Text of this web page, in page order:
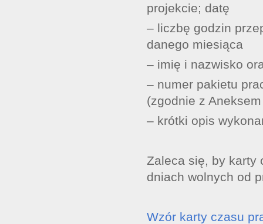
projekcie; datę
– liczbę godzin
danego miesiąca
– imię i nazwisko
– numer pakietu
(zgodnie z
– krótki opis
Zaleca się, by karty
dniach wolnych od
Wzór karty czasu